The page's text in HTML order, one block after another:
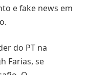
e fake news em
do PT na
Farias, se